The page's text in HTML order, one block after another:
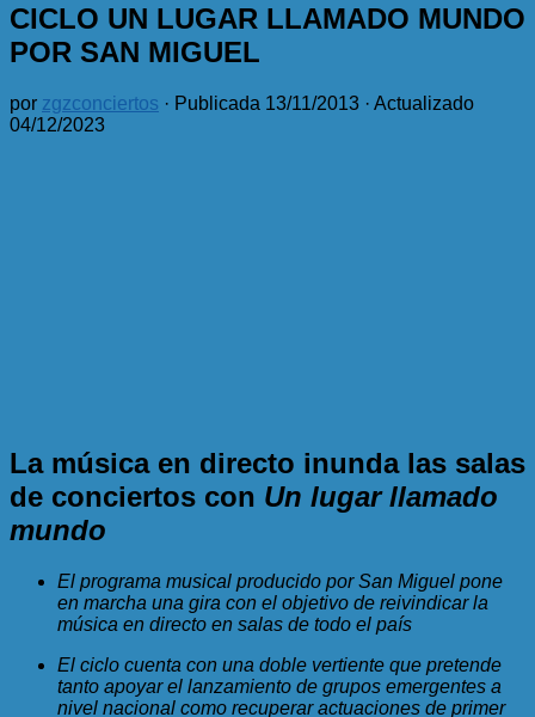
CICLO UN LUGAR LLAMADO MUNDO
POR SAN MIGUEL
por zgzconciertos · Publicada 13/11/2013 · Actualizado
04/12/2023
La música en directo inunda las salas
de conciertos con Un lugar llamado
mundo
El programa musical producido por San Miguel pone
en marcha una gira con el objetivo de reivindicar la
música en directo en salas de todo el país
El ciclo cuenta con una doble vertiente que pretende
tanto apoyar el lanzamiento de grupos emergentes a
nivel nacional como recuperar actuaciones de primer